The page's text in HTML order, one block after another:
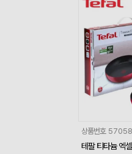
상품번호
테팔 티타늄 엑